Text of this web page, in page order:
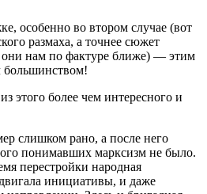
особенно во втором случае (вот
размаха, а точнее сюжет
нам по фактуре ближе) — этим
большинством!
этого более чем интересного и
слишком рано, а после него
понимавших марксизм не было.
перестройки народная
инициативы, и даже